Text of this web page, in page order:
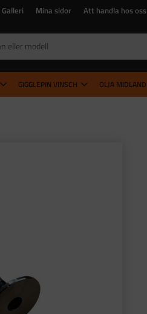
Galleri Mina sidor Att handla hos oss
GIGGLEPIN VINSCH OLJA MIDLAND